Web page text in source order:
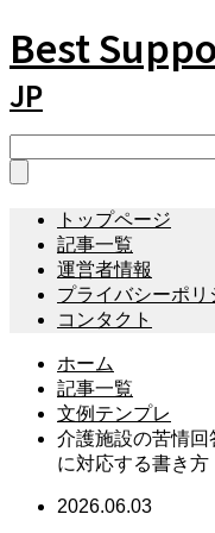
Best
JP
トップページ
記事一覧
運営者情報
プライバシーポリ
コンタクト
ホーム
記事一覧
文例テンプレ
介護施設の苦情
に対応する書き方
2026.06.03